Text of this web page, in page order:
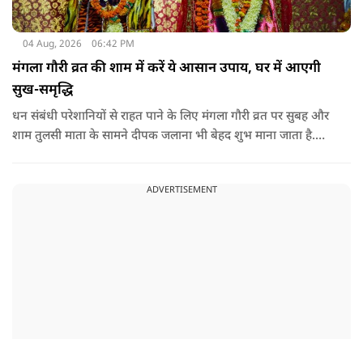
04 Aug, 2026 06:42 PM
मंगला गौरी व्रत की शाम में करें ये आसान उपाय, घर में आएगी
सुख-समृद्धि
धन संबंधी परेशानियों से राहत पाने के लिए मंगला गौरी व्रत पर सुबह और
शाम तुलसी माता के सामने दीपक जलाना भी बेहद शुभ माना जाता है.
ADVERTISEMENT